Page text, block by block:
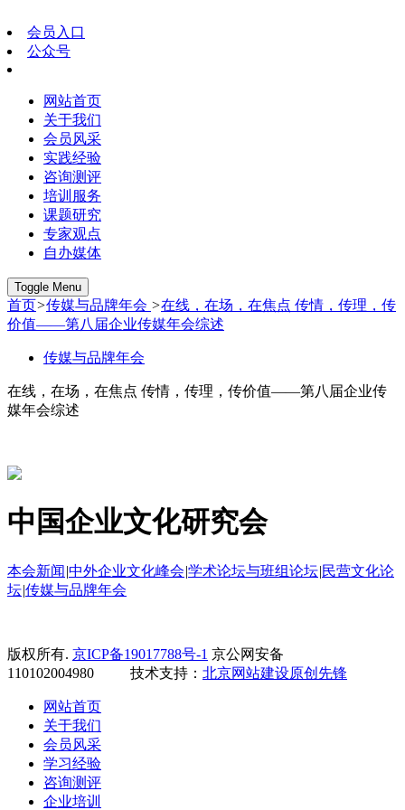
会员入口
公众号
网站首页
关于我们
会员风采
实践经验
咨询测评
培训服务
课题研究
专家观点
自办媒体
Toggle Menu
首页>传媒与品牌年会 >在线，在场，在焦点 传情，传理，传
价值——第八届企业传媒年会综述
传媒与品牌年会
在线，在场，在焦点 传情，传理，传价值——第八届企业传
媒年会综述
中国企业文化研究会
本会新闻 |中外企业文化峰会|学术论坛与班组论坛|民营文化论
坛|传媒与品牌年会
版权所有. 京ICP备19017788号-1 京公网安备
110102004980 技术支持： 北京网站建设原创先锋
网站首页
关于我们
会员风采
学习经验
咨询测评
企业培训